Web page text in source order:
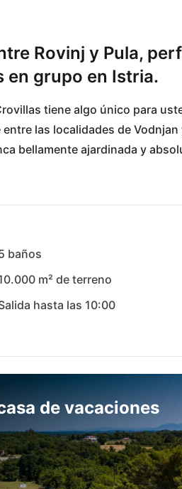
Rovinj y Pula,
en grupo en Istria.
tiene algo único para
las localidades de Vodnjan
bellamente ajardinada y
más destacados de esta villa
playas y es perfecto para unas
y un restaurante están
cultural pueden ser Pula, Rovinj
baños
m² de terreno
hasta las 10:00
de vacaciones